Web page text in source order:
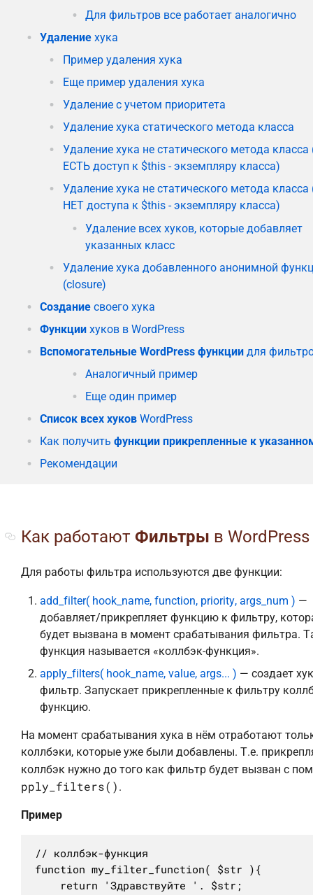
Для фильтров все работает аналогично
Удаление хука
Пример удаления хука
Еще пример удаления хука
Удаление с учетом приоритета
Удаление хука статического метода класса
Удаление хука не статического метода класса
ЕСТЬ доступ к $this - экземпляру класса)
Удаление хука не статического метода класса
НЕТ доступа к $this - экземпляру класса)
Удаление всех хуков, которые добавляет
указанных класс
Удаление хука добавленного анонимной
(closure)
Создание своего хука
Функции хуков в WordPress
Вспомогательные WordPress функции для
Аналогичный пример
Еще один пример
Список всех хуков WordPress
Как получитьфункции прикрепленные к
Рекомендации
Как работают Фильтры в WordPress
Для работы фильтра используются две функции:
add_filter( hook_name, function, priority, args_num ) —
добавляет/прикрепляет функцию к фильтру,
будет вызвана в момент срабатывания фильтра.
функция называется «коллбэк-функция».
apply_filters( hook_name, value, args... ) — создает
фильтр. Запускает прикрепленные к фильтру
функцию.
На момент срабатывания хука в нём отработают
коллбэки, которые уже были добавлены. Т.е.
коллбэк нужно до того как фильтр будет вызван с
pply_filters() .
Пример
// коллбэк-функция
function my_filter_function( $str ){